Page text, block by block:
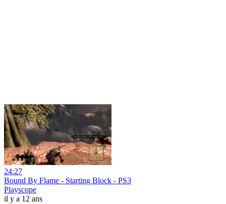
24:27
Bound By Flame - Starting Block - PS3
Playscope
il y a 12 ans